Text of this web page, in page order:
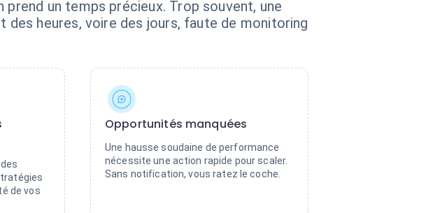
un temps précieux. Trop souvent, une
des heures, voire des jours, faute de monitoring
de vos
Opportunités manquées
Une hausse soudaine de performance
nécessite une action rapide pour scaler.
Sans notification, vous ratez le coche.